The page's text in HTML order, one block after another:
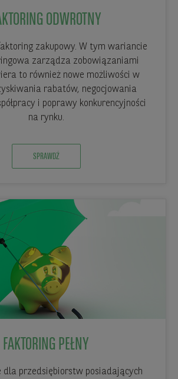
ODWROTNY
zakupowy. W tym wariancie
zarządza zobowiązaniami
to również nowe możliwości w
rabatów, negocjowania
i poprawy konkurencyjności
na rynku.
SPRAWDŹ
FAKTORING PEŁNY
dla przedsiębiorstw posiadających